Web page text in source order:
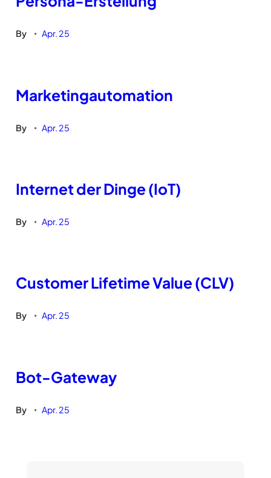
By • Apr. 25
Marketingautomation
By • Apr. 25
Internet der Dinge (IoT)
By • Apr. 25
Customer Lifetime Value (CLV)
By • Apr. 25
Bot-Gateway
By • Apr. 25